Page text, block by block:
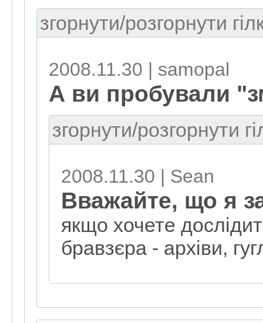
згорнути/розгорнути
2008.11.30 | samopal
А ви пробували
згорнути/розгорнути
2008.11.30 | Sean
Вважайте, що я
якщо хочете
бравзєра - архіви,